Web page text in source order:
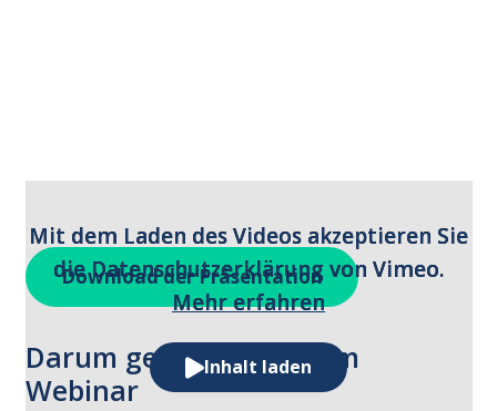
Mit dem Laden des Videos akzeptieren Sie
die Datenschutzerklärung von Vimeo.
Mehr erfahren
Inhalt laden
Download der Präsentation
Darum geht es in diesem
Webinar